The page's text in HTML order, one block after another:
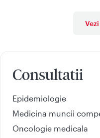
Consultatii
Epidemiologie
Medicina muncii
Oncologie medicala